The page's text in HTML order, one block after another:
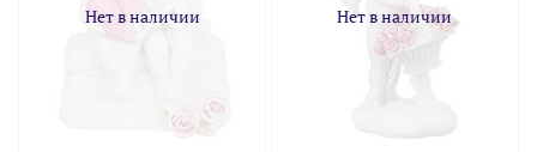
Нет в наличии Нет в наличии